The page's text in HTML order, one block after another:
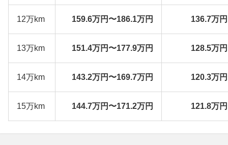
12万km 159.6万円〜186.1万円 136.7万
13万km 151.4万円〜177.9万円 128.5万
14万km 143.2万円〜169.7万円 120.3万
15万km 144.7万円〜171.2万円 121.8万